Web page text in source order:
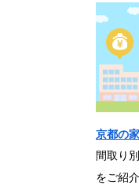
京都の
間取り
をご紹介